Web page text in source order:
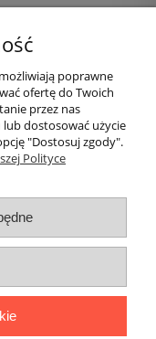
poprawne
ofertę do Twoich
przez nas
dostosować użycie
"Dostosuj zgody".
Polityce